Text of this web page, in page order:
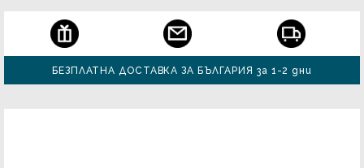
БЕЗПЛАТНА ДОСТАВКА ЗА БЪЛГАРИЯ за 1-2 дни